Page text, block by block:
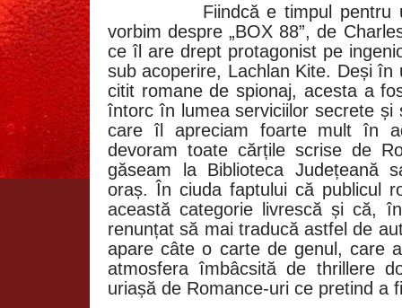
Fiindcă e timpul pentru
vorbim despre „BOX 88”, de
ce îl are drept protagonist pe
sub acoperire, Lachlan Kite. Deși
citit romane de spionaj, acesta a
întorc în lumea serviciilor secrete și
care îl apreciam foarte mult în
devoram toate cărțile scrise de
găseam la Biblioteca Județeană
oraș. În ciuda faptului că publicul
această categorie livrescă și că,
renunțat să mai traducă astfel de
apare câte o carte de genul, care
atmosfera îmbâcsită de thrillere
uriașă de Romance-uri ce pretind a